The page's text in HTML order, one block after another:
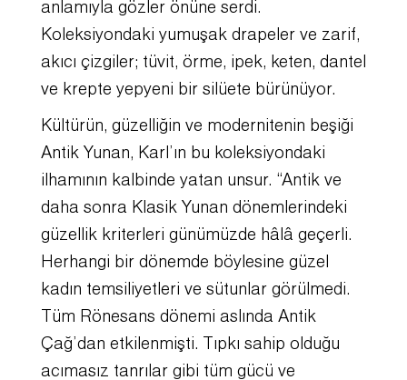
anlamıyla gözler önüne serdi.
Koleksiyondaki yumuşak drapeler ve zarif,
akıcı çizgiler; tüvit, örme, ipek, keten, dantel
ve krepte yepyeni bir silüete bürünüyor.
Kültürün, güzelliğin ve modernitenin beşiği
Antik Yunan, Karl’ın bu koleksiyondaki
ilhamının kalbinde yatan unsur. “Antik ve
daha sonra Klasik Yunan dönemlerindeki
güzellik kriterleri günümüzde hâlâ geçerli.
Herhangi bir dönemde böylesine güzel
kadın temsiliyetleri ve sütunlar görülmedi.
Tüm Rönesans dönemi aslında Antik
Çağ’dan etkilenmişti. Tıpkı sahip olduğu
acımasız tanrılar gibi tüm gücü ve